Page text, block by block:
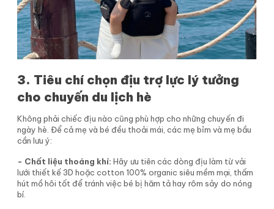
3. Tiêu chí chọn địu trợ lực lý tưởng
cho chuyến du lịch hè
Không phải chiếc địu nào cũng phù hợp cho những chuyến đi
ngày hè. Để cả mẹ và bé đều thoải mái, các mẹ bỉm và mẹ bầu
cần lưu ý:
- Chất liệu thoáng khí: Hãy ưu tiên các dòng địu làm từ vải
lưới thiết kế 3D hoặc cotton 100% organic siêu mềm mại, thấm
hút mồ hôi tốt để tránh việc bé bị hăm tả hay rôm sảy do nóng
bí.